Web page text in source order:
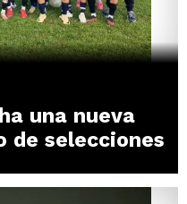
una nueva
de selecciones